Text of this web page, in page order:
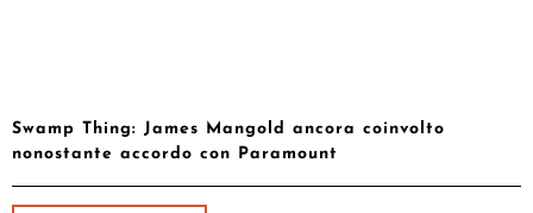
Swamp Thing: James Mangold ancora coinvolto
nonostante accordo con Paramount